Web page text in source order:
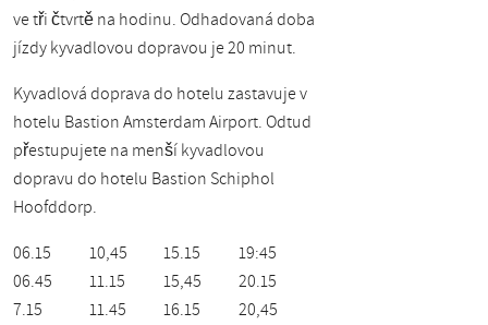
ve tři čtvrtě na hodinu. Odhadovaná doba
jízdy kyvadlovou dopravou je 20 minut.
Kyvadlová doprava do hotelu zastavuje v
hotelu Bastion Amsterdam Airport. Odtud
přestupujete na menší kyvadlovou
dopravu do hotelu Bastion Schiphol
Hoofddorp.
06.15
06.45
7.15
10,45
11.15
11.45
15.15
15,45
16.15
19:45
20.15
20,45